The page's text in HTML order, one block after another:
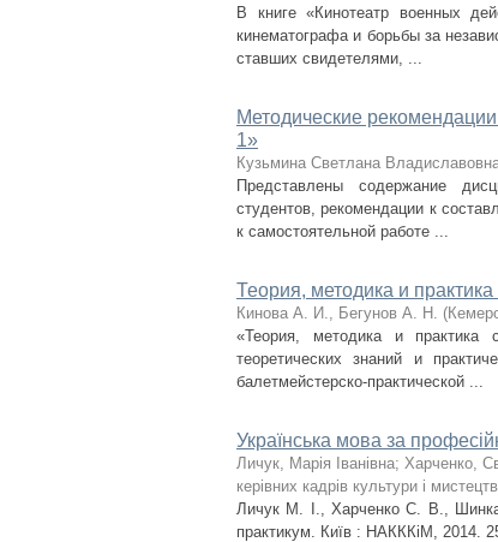
В книге «Кинотеатр военных
кинематографа и борьбы за
ставших свидетелями, ...
Методические
1»
Кузьмина Светлана
Представлены содержание
студентов, рекомендации к
к самостоятельной работе ...
Теория, методика и
Кинова А. И., Бегунов А. Н. (
«Теория, методика и практика
теоретических знаний и
балетмейстерско-практической ...
Українська мова за
Личук, Марія Іванівна; Харченко,
керівних кадрів культури і мистецтв
Личук М. І., Харченко С. В.,
практикум. Київ : НАКККіМ, 2014.